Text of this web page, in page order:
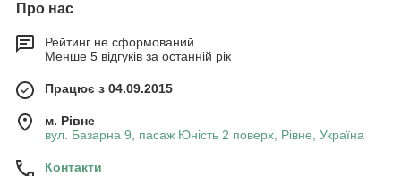
Про нас
Рейтинг не сформований
Менше 5 відгуків за останній рік
Працює з 04.09.2015
м. Рівне
вул. Базарна 9, пасаж Юність 2 поверх, Рівне, Україна
Контакти